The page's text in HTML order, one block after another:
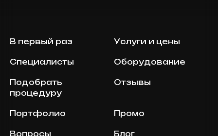
В первый раз Услуги и цены
Специалисты Оборудование
Подобрать
процедуру
Отзывы
Портфолио Промо
Вопросы Блог